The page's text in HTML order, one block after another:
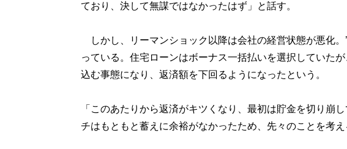
ており、決して無謀ではなかったはず」と話す。
しかし、リーマンショック以降は会社の経営状態が悪化
っている。住宅ローンはボーナス一括払いを選択していた
込む事態になり、返済額を下回るようになったという。
「このあたりから返済がキツくなり、最初は貯金を切り崩
チはもともと蓄えに余裕がなかったため、先々のことを考え